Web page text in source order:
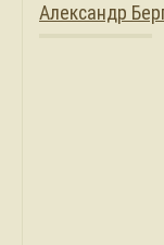
Александр